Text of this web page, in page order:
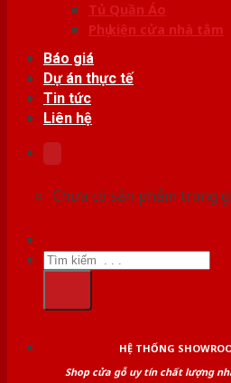
Tủ Quần Áo
Phụ kiện cửa nhà tắm
Báo giá
Dự án thực tế
Tin tức
Liên hệ
Chưa có sản phẩm trong
Tìm
kiếm:
HỆ THỐNG
Shop cửa gỗ uy tín chất lượng